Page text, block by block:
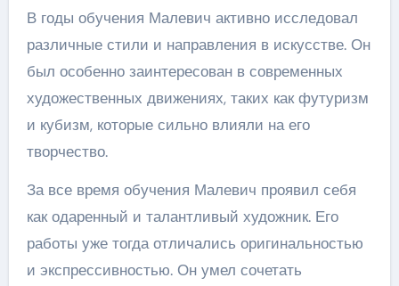
В годы обучения Малевич активно исследовал
различные стили и направления в искусстве. Он
был особенно заинтересован в современных
художественных движениях, таких как футуризм
и кубизм, которые сильно влияли на его
творчество.
За все время обучения Малевич проявил себя
как одаренный и талантливый художник. Его
работы уже тогда отличались оригинальностью
и экспрессивностью. Он умел сочетать